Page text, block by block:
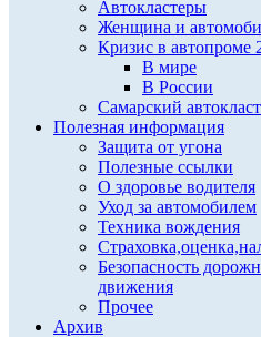
Автокластеры
Женщина и
Кризис в автопроме
В мире
В России
Самарский
Полезная информация
Защита от угона
Полезные ссылки
О здоровье водителя
Уход за автомобилем
Техника вождения
Безопасность
движения
Прочее
Архив